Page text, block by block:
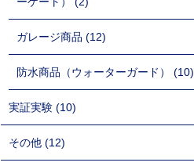
ガレージ商品 (12)
防水商品（ウォーターガード） (10)
実証実験 (10)
その他 (12)